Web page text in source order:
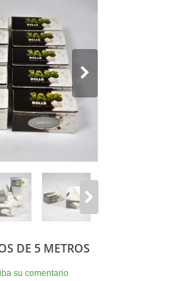
DE 5 METROS
su comentario